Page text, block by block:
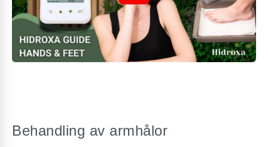
Behandling av armhålor